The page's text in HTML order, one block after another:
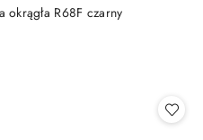
okrągła R68F czarny